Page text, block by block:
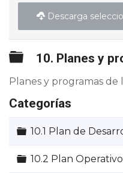
Descarga
Carpeta
10. Planes y
Planes y programas
Categorías
Carpeta
10.1 Plan de
Carpeta
10.2 Plan